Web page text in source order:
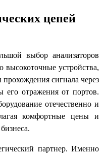
цепей
выбор анализаторов
устройства,
сигнала через
его отражения от портов.
отечественно и
комфортные цены и
партнер. Именно